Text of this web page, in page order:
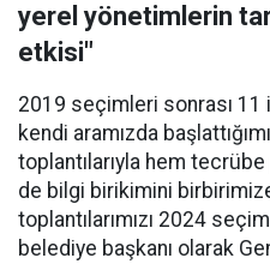
yerel yönetimlerin
etkisi"
2019 seçimleri sonrası 11
kendi aramızda
toplantılarıyla hem tecrübe
de bilgi birikimini birbirimize
toplantılarımızı 2024
belediye başkanı olarak